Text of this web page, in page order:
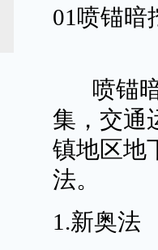
01喷锚暗
喷锚暗
集，交通
镇地区地
法。
1.新奥法